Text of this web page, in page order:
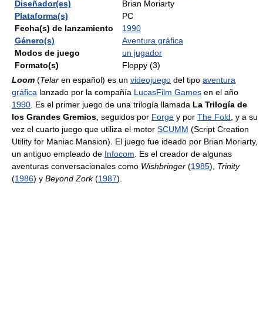
Diseñador(es)
Brian Moriarty
Plataforma(s)
PC
Fecha(s) de lanzamiento
1990
Género(s)
Aventura gráfica
Modos de juego
un jugador
Formato(s)
Floppy (3)
Loom (Telar en español) es un videojuego del tipo aventura
gráfica lanzado por la compañía LucasFilm Games en el año
1990 . Es el primer juego de una trilogía llamada La Trilogía de
los Grandes Gremios , seguidos por Forge y por The Fold , y a su
vez el cuarto juego que utiliza el motor SCUMM (Script Creation
Utility for Maniac Mansion). El juego fue ideado por Brian Moriarty,
un antiguo empleado de Infocom . Es el creador de algunas
aventuras conversacionales como Wishbringer (1985), Trinity
(1986) y Beyond Zork(1987).